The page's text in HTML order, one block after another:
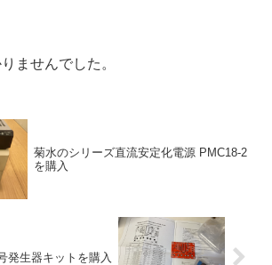
ませんでした。
菊水のシリーズ直流安定化電源 PMC18-2
を購入
発生器キットを購入